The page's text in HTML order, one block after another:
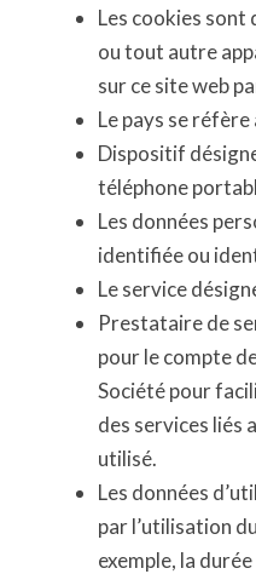
Les cookies
ou tout autre
sur ce site web
Le pays se réfère
Dispositif
téléphone
Les données
identifiée ou
Le service
Prestataire de
pour le compte
Société pour
des services liés
utilisé.
Les données
par l’utilisation
exemple, la